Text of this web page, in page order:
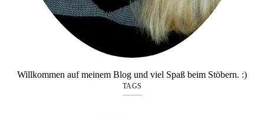
Willkommen auf meinem Blog und viel Spaß beim Stöbern. :)
TAGS